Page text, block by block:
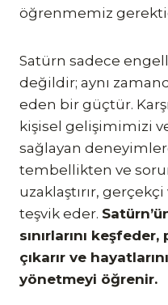
öğrenmemiz
Satürn sadece
değildir; aynı
eden bir güçtür.
kişisel gelişimimizi
sağlayan
tembellikten ve
uzaklaştırır,
teşvik eder.
sınırlarını
çıkarır ve
yönetmeyi öğrenir.